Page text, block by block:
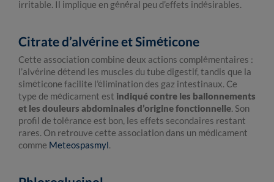
irritable. Il implique en général peu d’effets indésirables.
Citrate d’alvérine et Siméticone
Cette association combine deux actions complémentaires :
l’alvérine détend les muscles du tube digestif, tandis que la
siméticone facilite l’élimination des gaz intestinaux. Ce
type de médicament est indiqué contre les ballonnements
et les douleurs abdominales d’origine fonctionnelle. Son
profil de tolérance est bon, les effets secondaires restant
rares. On retrouve cette association dans un médicament
comme Meteospasmyl.